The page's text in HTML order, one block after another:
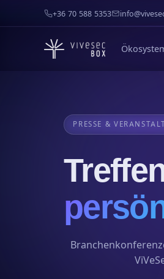
+36 70 588 5353
PRESSE &